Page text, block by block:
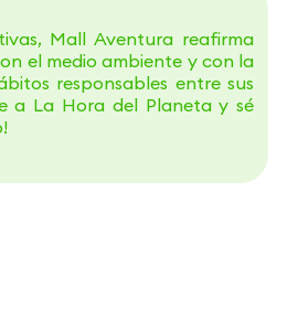
Mall Aventura reafirma
el medio ambiente y con la
responsables entre sus
a La Hora del Planeta y sé